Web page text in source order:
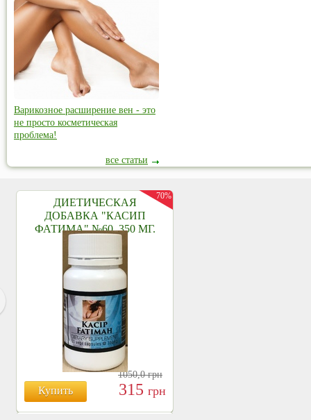
Варикозное расширение вен - это
не просто косметическая
проблема!
все статьи
ДИЕТИЧЕСКАЯ
ДОБАВКА "КАСИП
ФАТИМА" №60, 350 МГ.
Купить
1050,0грн
315 грн
70%